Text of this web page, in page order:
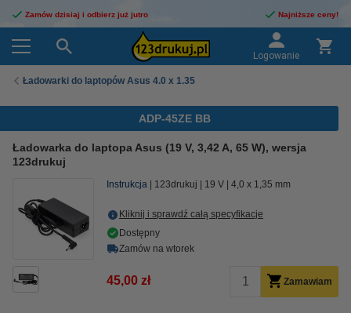
Zamów dzisiaj i odbierz już jutro Najniższe ceny!
Logowanie
Ładowarki do laptopów Asus 4.0 x 1.35
ADP-45ZE BB
Ładowarka do laptopa Asus (19 V, 3,42 A, 65 W), wersja
123drukuj
Instrukcja 123drukuj 19 V 4,0 x 1,35 mm
Kliknij i sprawdź całą specyfikacje
Dostępny
Zamów na wtorek
45,00 zł Zamawiam